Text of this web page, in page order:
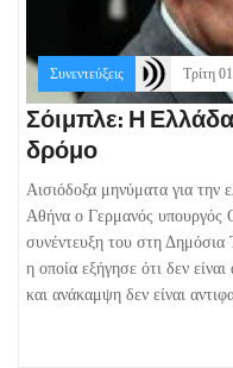
Συνεντεύξεις Τρίτη
Σόιμπλε: Η
δρόμο
Αισιόδοξα μηνύματα για την
Αθήνα ο Γερμανός υπουργός
συνέντευξη του στη Δημόσια
η οποία εξήγησε ότι δεν
και ανάκαμψη δεν είναι